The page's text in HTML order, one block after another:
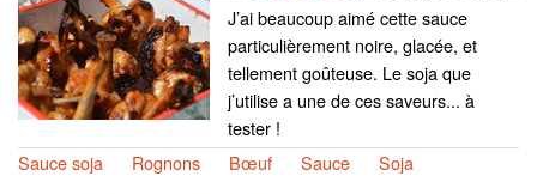
J’ai beaucoup aimé cette sauce
particulièrement noire, glacée, et
tellement goûteuse. Le soja que
j’utilise a une de ces saveurs... à
tester !
Sauce soja
Rognons Bœuf Sauce Soja